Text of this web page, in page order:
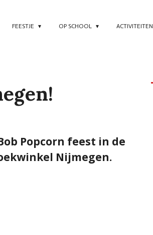
FEESTJE OP SCHOOL ACTIVITEITEN
Popcorn feest in de
Nijmegen.